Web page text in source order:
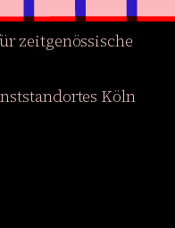
zeitgenössische
Köln